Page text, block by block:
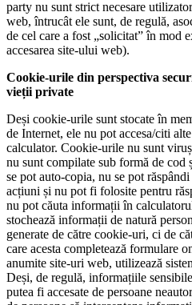
party nu sunt strict necesare
web, întrucât ele sunt, de regulă,
de cel care a fost „solicitat” în mod
accesarea site-ului web).
Cookie-urile din perspectiva
vieții private
Deși cookie-urile sunt stocate în
de Internet, ele nu pot accesa/citi
calculator. Cookie-urile nu sunt
nu sunt compilate sub formă de
se pot auto-copia, nu se pot
acțiuni și nu pot fi folosite pentru
nu pot căuta informații în
stochează informații de natură
generate de către cookie-uri, ci de
care acesta completează formulare
anumite site-uri web, utilizează
Deși, de regulă, informațiile
putea fi accesate de persoane